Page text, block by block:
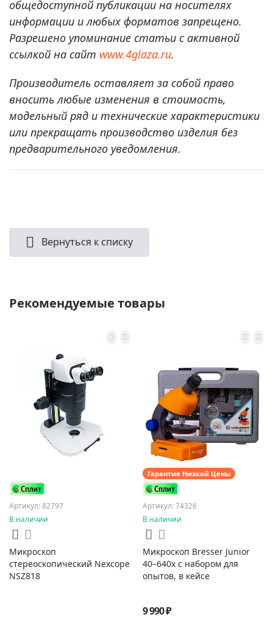
общедоступной публикации на носителях
информации и любых форматов запрещено.
Разрешено упоминание статьи с активной
ссылкой на сайт www.4glaza.ru.
Производитель оставляет за собой право
вносить любые изменения в стоимость,
модельный ряд и технические характеристики
или прекращать производство изделия без
предварительного уведомления.
Вернуться к списку
Рекомендуемые товары
Артикул: 82797
В наличии
Микроскоп
стереоскопический Nexcope
NSZ818
Гарантия Низкой Цены
Артикул: 74326
В наличии
Микроскоп Bresser Junior
40–640x с набором для
опытов, в кейсе
9 990 ₽